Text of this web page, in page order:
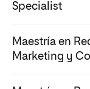
Specialist
Coneste PSUserás
en posicionamiento
Maestría en
Marketing y